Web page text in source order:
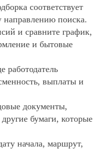
соответствует
поиска.
и сравните график,
и бытовые
работодатель
выплаты и
документы,
бумаги, которые
начала, маршрут,